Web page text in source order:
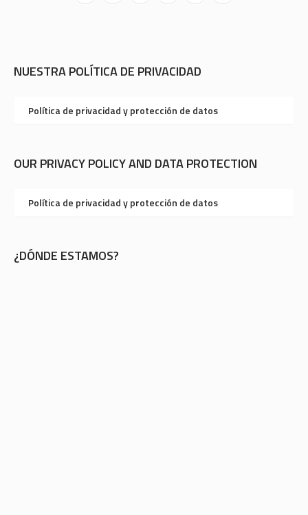
NUESTRA POLÍTICA DE PRIVACIDAD
Política de privacidad y protección de datos
OUR PRIVACY POLICY AND DATA PROTECTION
Política de privacidad y protección de datos
¿DÓNDE ESTAMOS?